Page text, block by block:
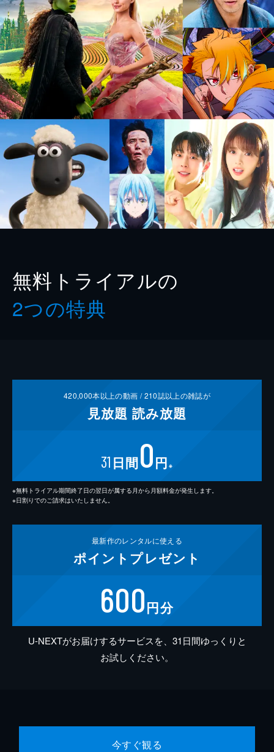
無料トライアルの
2つの特典
420,000本以上の動画 /210誌以上の雑誌が
見放題 読み放題
31 日間0円 ※
※無料トライアル期間終了日の翌日が属する月から月額料金が発生します。
※日割りでのご請求はいたしません。
最新作のレンタルに使える
ポイント プレゼント
600円分
U-NEXTがお届けするサービスを、31日間ゆっくりと
お試しください。
今すぐ観る